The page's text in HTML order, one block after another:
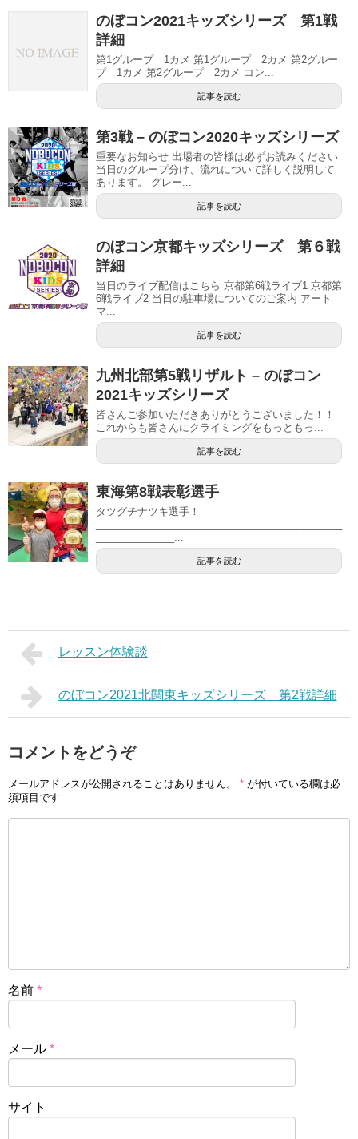
のぼコン2021キッズシリーズ 第1戦
詳細
第1グループ 1カメ 第1グループ 2カメ 第2グルー
プ 1カメ 第2グループ 2カメ コン...
記事を読む
第3戦 – のぼコン2020キッズシリーズ
重要なお知らせ 出場者の皆様は必ずお読みください
当日のグループ分け、流れについて詳しく説明して
あります。 グレー...
記事を読む
のぼコン京都キッズシリーズ 第６戦
詳細
当日のライブ配信はこちら 京都第6戦ライブ1 京都第
6戦ライブ2 当日の駐車場についてのご案内 アート
マ...
記事を読む
九州北部第5戦リザルト – のぼコン
2021キッズシリーズ
皆さんご参加いただきありがとうございました！！
これからも皆さんにクライミングをもっともっ...
記事を読む
東海第8戦表彰選手
タツグチナツキ選手！
______________...
記事を読む
レッスン体験談
のぼコン2021北関東キッズシリーズ 第2戦詳細
コメントをどうぞ
メールアドレスが公開されることはありません。 * が付いている欄は必
須項目です
名前 *
メール *
サイト